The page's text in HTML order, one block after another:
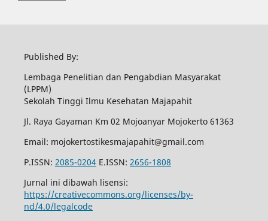
Published By:
Lembaga Penelitian dan Pengabdian Masyarakat
(LPPM)
Sekolah Tinggi Ilmu Kesehatan Majapahit
Jl. Raya Gayaman Km 02 Mojoanyar Mojokerto 61363
Email: mojokertostikesmajapahit@gmail.com
P.ISSN: 2085-0204E.ISSN: 2656-1808
Jurnal ini dibawah lisensi:
https://creativecommons.org/licenses/by-
nd/4.0/legalcode